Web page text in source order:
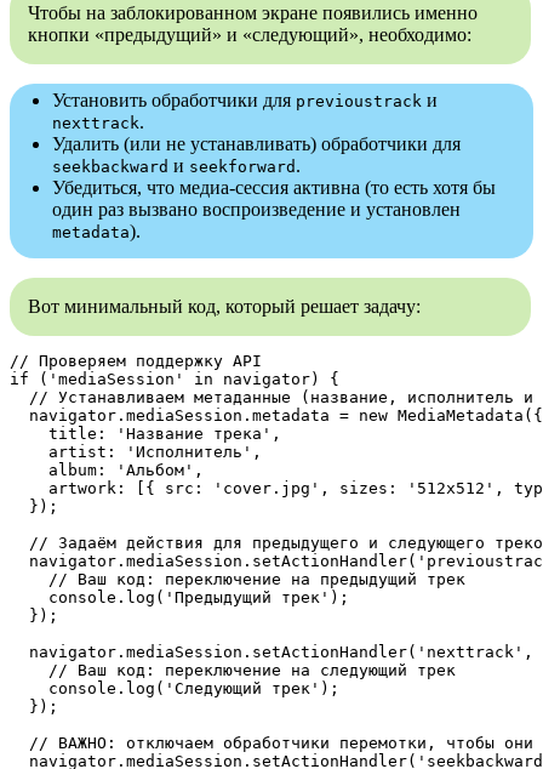
Чтобы на заблокированном экране появились именно
кнопки «предыдущий» и «следующий», необходимо:
Установить обработчики для previoustrack и
nexttrack.
Удалить (или не устанавливать) обработчики для
seekbackward и seekforward .
Убедиться, что медиа‑сессия активна (то есть хотя бы
один раз вызвано воспроизведение и установлен
metadata).
Вот минимальный код, который решает задачу:
// Проверяем поддержку API
if ('mediaSession' in navigator) {
// Устанавливаем метаданные (название, исполнитель и
  navigator.mediaSession.metadata = new MediaMetadata({
    title: 'Название трека',
    artist: 'Исполнитель',
    album: 'Альбом',
artwork: [{ src: 'cover.jpg', sizes: '512x512',
  });
// Задаём действия для предыдущего и следующего
    // Ваш код: переключение на предыдущий трек
    console.log('Предыдущий трек');
  });
navigator.mediaSession.setActionHandler('nexttrack',
    // Ваш код: переключение на следующий трек
    console.log('Следующий трек');
  });
// ВАЖНО: отключаем обработчики перемотки, чтобы они